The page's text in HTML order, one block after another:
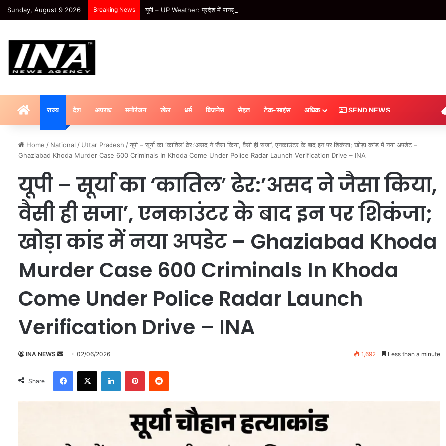
Sunday, August 9 2026 Breaking News यूपी – UP Weather: प्रदेश में मानसून सक्रिय, मप्र से सटे जिलों में आज भारी बारिश की चेतावनी; लखनऊ में रहेंगे बादल – INA
HOMEराज्य देश अपराध मनोरंजन खेल धर्म बिजनेस सेहत टेक-साइंस अधिक SEND NEWS
Home / National / Uttar Pradesh /यूपी – सूर्या का ‘कातिल’ ढेर:’असद ने जैसा किया, वैसी ही सजा’, एनकाउंटर के बाद इन पर शिकंजा; खोड़ा कांड में नया अपडेट –
Ghaziabad Khoda Murder Case 600 Criminals In Khoda Come Under Police Radar Launch Verification Drive – INA
यूपी – सूर्या का ‘कातिल’ ढेर:’असद ने जैसा किया,
वैसी ही सजा’, एनकाउंटर के बाद इन पर शिकंजा;
खोड़ा कांड में नया अपडेट – Ghaziabad Khoda
Murder Case 600 Criminals In Khoda
Come Under Police Radar Launch
Verification Drive – INA
INA NEWS
n
d
a
02/06/2026 1,692 Less than a minute
Share